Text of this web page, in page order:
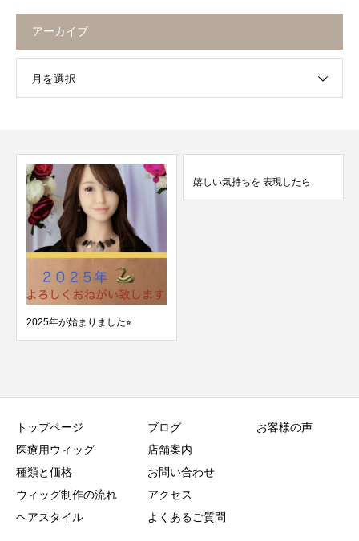
アーカイブ
月を選択
2025年が始まりました⭐︎
嬉しい気持ちを 表現したら
トップページ
医療用ウィッグ
種類と価格
ウィッグ制作の流れ
ヘアスタイル
ブログ
店舗案内
お問い合わせ
アクセス
よくあるご質問
お客様の声